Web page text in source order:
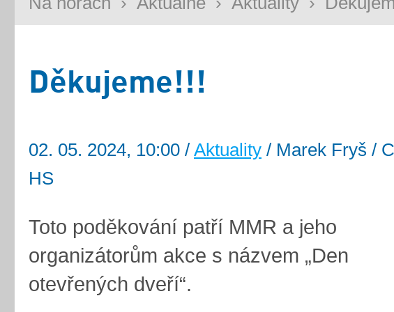
Děkujeme!!!
02. 05. 2024, 10:00 / Aktuality / Marek Fryš /
HS
Toto poděkování patří MMR a jeho
organizátorům akce s názvem „Den
otevřených dveří“.